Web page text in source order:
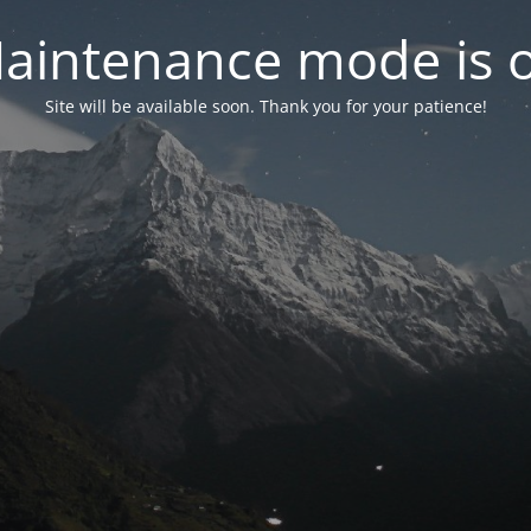
mode is
Site will be available soon. Thank you for your patience!